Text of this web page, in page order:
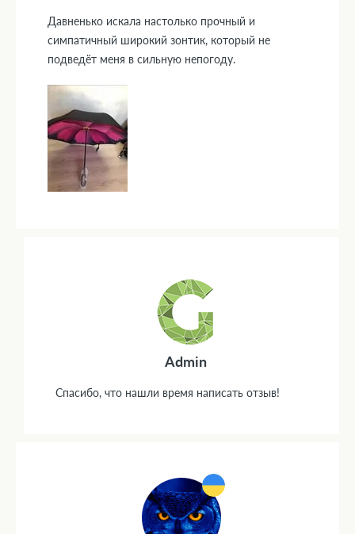
Давненько искала настолько прочный и
симпатичный широкий зонтик, который не
подведёт меня в сильную непогоду.
Admin
Спасибо, что нашли время написать отзыв!